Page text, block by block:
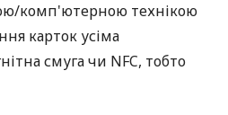
комп'ютерною технікою
карток усіма
смуга чи NFC, тобто